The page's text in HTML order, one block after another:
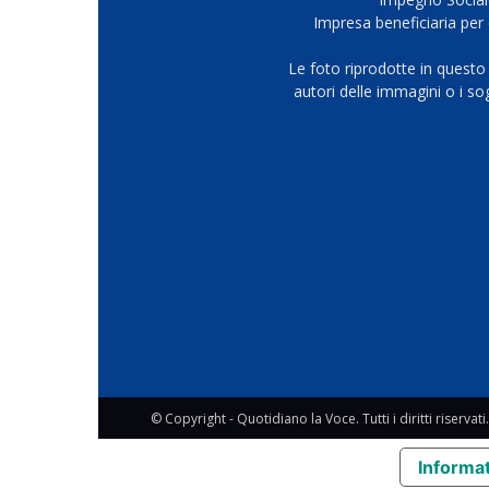
Impresa beneficiaria
Le foto riprodotte in
autori delle immagini o i
© Copyright - Quotidiano la Voce. Tutti i diritti riservati.